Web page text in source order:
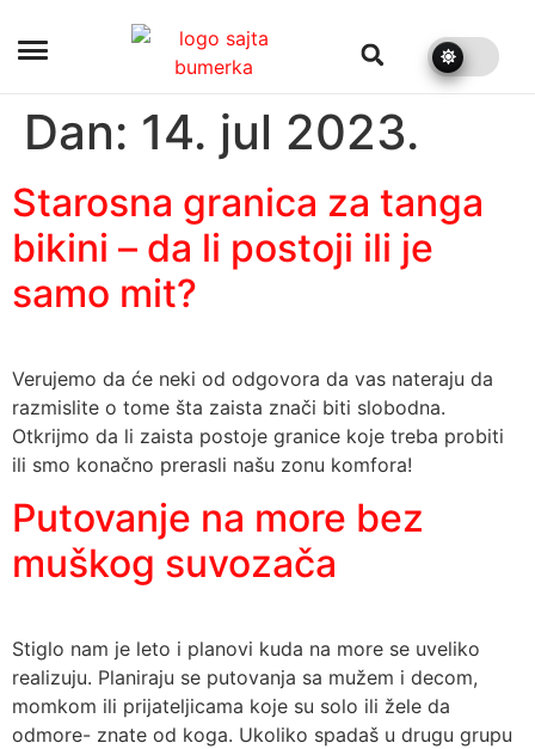
Dan: 14. jul 2023.
Starosna granica za tanga
bikini – da li postoji ili je
samo mit?
Verujemo da će neki od odgovora da vas nateraju da
razmislite o tome šta zaista znači biti slobodna.
Otkrijmo da li zaista postoje granice koje treba probiti
ili smo konačno prerasli našu zonu komfora!
Putovanje na more bez
muškog suvozača
Stiglo nam je leto i planovi kuda na more se uveliko
realizuju. Planiraju se putovanja sa mužem i decom,
momkom ili prijateljicama koje su solo ili žele da
odmore- znate od koga. Ukoliko spadaš u drugu grupu